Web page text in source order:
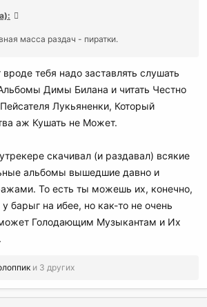
масса раздач - пиратки.
тебя надо заставлять слушать
Димы Билана и читать Честно
Лукьяненки, Который
аж Кушать не Может.
скачивал (и раздавал) всякие
альбомы вышедшие давно и
То есть ты можешь их, конечно,
у барыг на ибее, но как-то не очень
Голодающим Музыкантам и Их
и 3 других